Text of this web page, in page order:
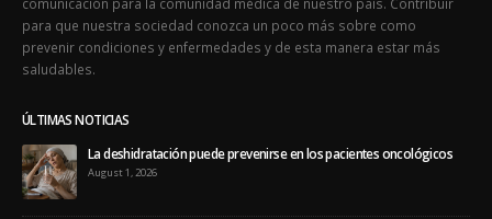
comunicación para la comunidad médica de nuestro país. Contribuir
para que nuestra sociedad conozca un poco más sobre como
prevenir condiciones y enfermedades y de esta manera estar más
saludables.
ÚLTIMAS NOTICIAS
La deshidratación puede prevenirse en los pacientes oncológicos
August 1, 2026